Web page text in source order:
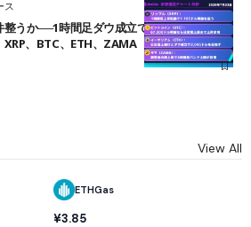
ス
整うか──1時間足ダウ成立で1.185ドルを狙う
XRP、BTC、ETH、ZAMA
View All
ETHGas
¥3.85